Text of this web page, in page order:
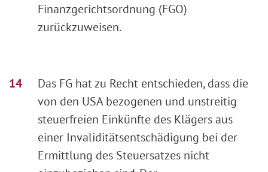
Finanzgerichtsordnung (FGO)
zurückzuweisen.
Das FG hat zu Recht entschieden, dass die
von den USA bezogenen und unstreitig
steuerfreien Einkünfte des Klägers aus
einer Invaliditätsentschädigung bei der
Ermittlung des Steuersatzes nicht